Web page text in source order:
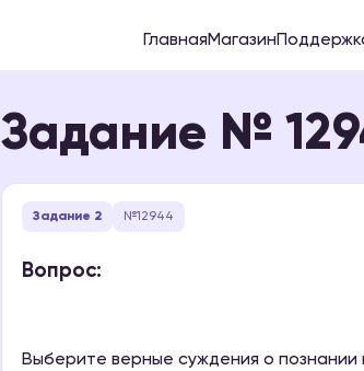
ГлавнаяМагазин
Задание №
Задание 2 №12944
Вопрос:
Выберите верные суждения о